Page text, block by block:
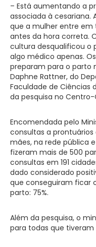
– Está aumentando a
associada à cesariana.
que a mulher entre em
antes da hora correta.
cultura desqualificou o
algo médico apenas.
preparam para o parto
Daphne Rattner, do
Faculdade de Ciências
da pesquisa no Centro-
Encomendada pelo
consultas a
mães, na rede pública
fizeram mais de 500
consultas em 191
dado considerado
que conseguiram ficar
parto: 75%.
Além da pesquisa, o
para todas que tiveram